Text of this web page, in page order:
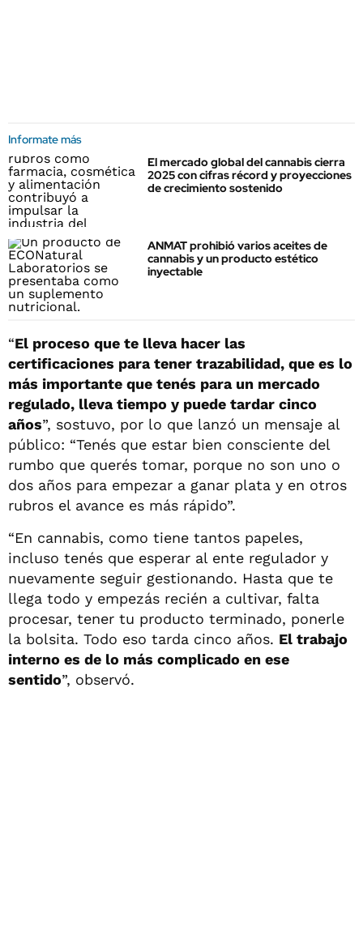
Informate más
El mercado global del cannabis cierra
2025 con cifras récord y proyecciones
de crecimiento sostenido
ANMAT prohibió varios aceites de
cannabis y un producto estético
inyectable
“El proceso que te lleva hacer las
certificaciones para tener trazabilidad, que es lo
más importante que tenés para un mercado
regulado, lleva tiempo y puede tardar cinco
años”, sostuvo, por lo que lanzó un mensaje al
público: “Tenés que estar bien consciente del
rumbo que querés tomar, porque no son uno o
dos años para empezar a ganar plata y en otros
rubros el avance es más rápido”.
“En cannabis, como tiene tantos papeles,
incluso tenés que esperar al ente regulador y
nuevamente seguir gestionando. Hasta que te
llega todo y empezás recién a cultivar, falta
procesar, tener tu producto terminado, ponerle
la bolsita. Todo eso tarda cinco años. El trabajo
interno es de lo más complicado en ese
sentido”, observó.